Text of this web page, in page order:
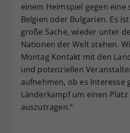
einem Heimspiel gegen eine
Belgien oder Bulgarien. Es
große Sache, wieder unter
Nationen der Welt stehen.
Montag Kontakt mit den
und potenziellen
aufnehmen, ob es Interesse
Länderkampf um einen
auszutragen.“